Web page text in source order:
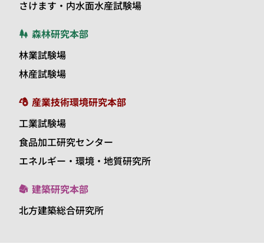
さけます・内水面水産試験場
森林研究本部
林業試験場
林産試験場
産業技術環境研究本部
工業試験場
食品加工研究センター
エネルギー・環境・地質研究所
建築研究本部
北方建築総合研究所